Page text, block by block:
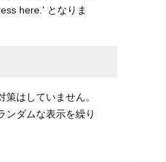
here.' となりま
はしていません。
ンダムな表示を繰り